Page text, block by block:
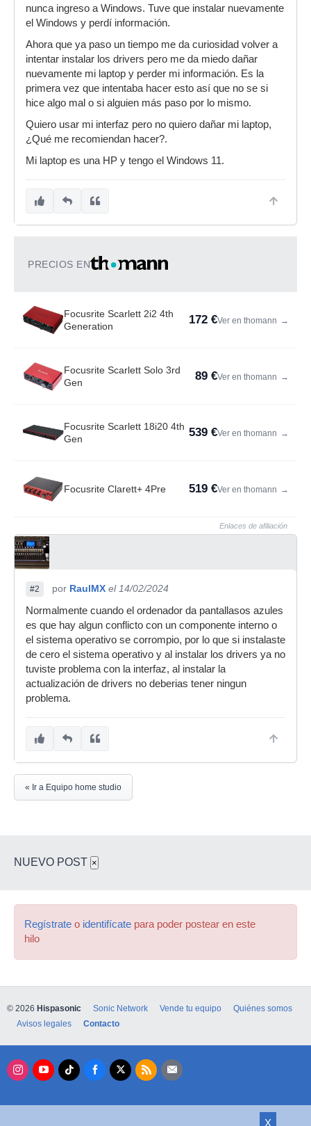
nunca ingreso a Windows. Tuve que instalar nuevamente
el Windows y perdí información.
Ahora que ya paso un tiempo me da curiosidad volver a
intentar instalar los drivers pero me da miedo dañar
nuevamente mi laptop y perder mi información. Es la
primera vez que intentaba hacer esto así que no se si
hice algo mal o si alguien más paso por lo mismo.
Quiero usar mi interfaz pero no quiero dañar mi laptop,
¿Qué me recomiendan hacer?.
Mi laptop es una HP y tengo el Windows 11.
PRECIOS EN
Focusrite Scarlett 2i2 4th
Generation
172 €Ver en thomann →
Focusrite Scarlett Solo 3rd
Gen
89 €Ver en thomann →
Focusrite Scarlett 18i20 4th
Gen
539 €Ver en thomann →
Focusrite Clarett+ 4Pre 519 €Ver en thomann →
Enlaces de afiliación
#2 por RaulMX el 14/02/2024
Normalmente cuando el ordenador da pantallasos azules
es que hay algun conflicto con un componente interno o
el sistema operativo se corrompio, por lo que si instalaste
de cero el sistema operativo y al instalar los drivers ya no
tuviste problema con la interfaz, al instalar la
actualización de drivers no deberias tener ningun
problema.
« Ir a Equipo home studio
NUEVO POST ×
Regístrate o identifícate para poder postear en este
hilo
X
© 2026 Hispasonic Sonic Network Vende tu equipo
Quiénes somos
Avisos legales
Contacto